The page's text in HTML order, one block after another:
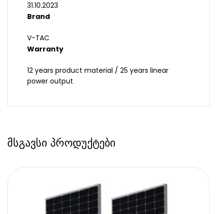
31.10.2023
Brand
V-TAC
Warranty
12 years product material / 25 years linear
power output
მსგავსი პროდუქტები